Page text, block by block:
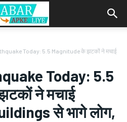
Today: 5.5 Magnitude के झटकों ने मचाई
Today: 5.5
ने मचाई
से भागे लोग,